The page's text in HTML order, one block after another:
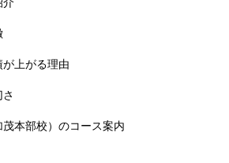
介
上がる理由
本部校）のコース案内